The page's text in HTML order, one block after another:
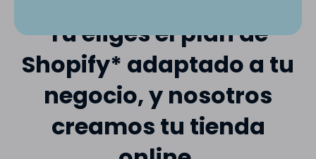
Tú eliges el plan de
Shopify* adaptado a tu
negocio, y nosotros
creamos tu tienda